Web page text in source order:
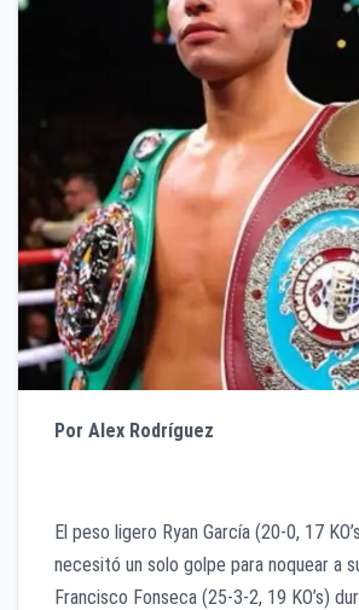
Por Alex Rodríguez
El peso ligero Ryan García (20-0, 17
necesitó un solo golpe para noquear a
Francisco Fonseca (25-3-2, 19 KO’s)